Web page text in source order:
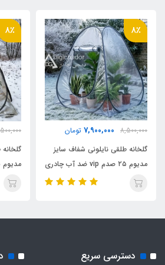
8٪
8,500,000
7,900,000 تومان
گلخانه طلقی نایلونی شفاف سایز
مدیوم ۲۵ صدم vip ضد آب چادری
فنری بدون کف دیجی چادر
8٪
دسترسی سریع